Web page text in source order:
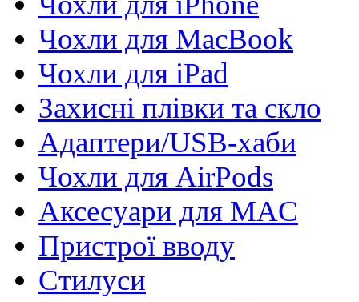
Чохли для MacBook
Чохли для iPad
Захисні плівки та скло
Адаптери/USB-хаби
Чохли для AirPods
Аксесуари для MAC
Пристрої вводу
Стилуси